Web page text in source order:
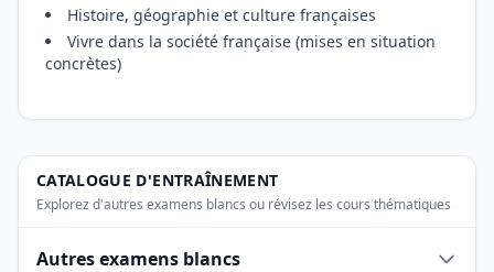
Histoire, géographie et culture françaises
Vivre dans la société française (mises en situation
concrètes)
CATALOGUE D'ENTRAÎNEMENT
Explorez d'autres examens blancs ou révisez les cours thématiques
Autres examens blancs